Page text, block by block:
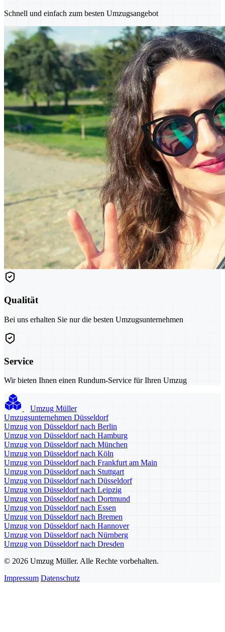
Schnell und einfach zum besten Umzugsangebot
Qualität
Bei uns erhalten Sie nur die besten Umzugsunternehmen
Service
Wir bieten Ihnen einen Rundum-Service für Ihren Umzug
Umzug Müller
Umzugsunternehmen Düsseldorf
Umzug von Düsseldorf nach Berlin
Umzug von Düsseldorf nach Hamburg
Umzug von Düsseldorf nach München
Umzug von Düsseldorf nach Köln
Umzug von Düsseldorf nach Frankfurt am Main
Umzug von Düsseldorf nach Stuttgart
Umzug von Düsseldorf nach Düsseldorf
Umzug von Düsseldorf nach Leipzig
Umzug von Düsseldorf nach Dortmund
Umzug von Düsseldorf nach Essen
Umzug von Düsseldorf nach Bremen
Umzug von Düsseldorf nach Hannover
Umzug von Düsseldorf nach Nürnberg
Umzug von Düsseldorf nach Dresden
© 2026 Umzug Müller. Alle Rechte vorbehalten.
Impressum Datenschutz